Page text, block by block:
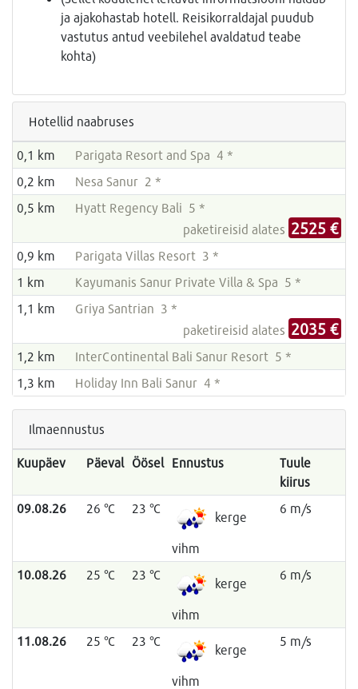
ja ajakohastab hotell. Reisikorraldajal puudub
vastutus antud veebilehel avaldatud teabe
kohta)
Hotellid naabruses
0,1 km
Parigata Resort and Spa 4 *
0,2 km
Nesa Sanur 2 *
0,5 km
Hyatt Regency Bali 5 *
paketireisid alates 2525 €
0,9 km
Parigata Villas Resort 3 *
1 km
Kayumanis Sanur Private Villa & Spa 5 *
1,1 km
Griya Santrian 3 *
paketireisid alates 2035 €
1,2 km
InterContinental Bali Sanur Resort 5 *
1,3 km
Holiday Inn Bali Sanur 4 *
Ilmaennustus
Kuupäev Päeval Öösel Ennustus
Tuule
kiirus
09.08.26
26 °C 23 °C
kerge
vihm
6 m/s
10.08.26 25 °C 23 °C
kerge
vihm
6 m/s
11.08.26 25 °C 23 °C
kerge
vihm
5 m/s